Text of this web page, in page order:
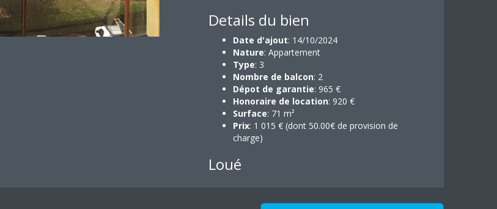
Details du bien
Date d'ajout: 14/10/2024
Nature: Appartement
Type: 3
Nombre de balcon: 2
Dépot de garantie: 965 €
Honoraire de location: 920 €
Surface: 71 m²
Prix: 1 015 € (dont 50.00€ de provision de
charge)
Loué